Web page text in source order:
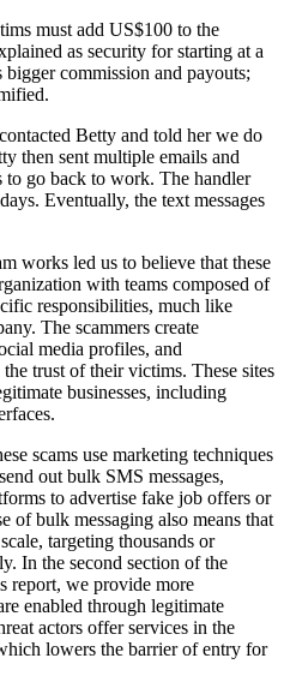
must add US$100 to the
as security for starting at a
commission and payouts;
Betty and told her we do
then sent multiple emails and
to go back to work. The handler
Eventually, the text messages
works led us to believe that these
with teams composed of
responsibilities, much like
The scammers create
media profiles, and
trust of their victims. These sites
businesses, including
scams use marketing techniques
out bulk SMS messages,
to advertise fake job offers or
of bulk messaging also means that
targeting thousands or
In the second section of the
report, we provide more
enabled through legitimate
actors offer services in the
lowers the barrier of entry for